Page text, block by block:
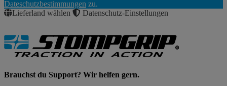
Dateschutzbestimmungen zu.
Lieferland wählen
Datenschutz-Einstellungen
Brauchst du Support? Wir helfen gern.